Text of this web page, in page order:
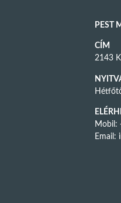
PEST
CÍM
2143
Mobil:
Email: